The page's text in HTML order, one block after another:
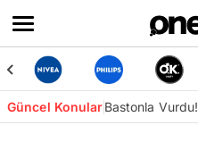
Güncel KonularBastonla Vurdu!